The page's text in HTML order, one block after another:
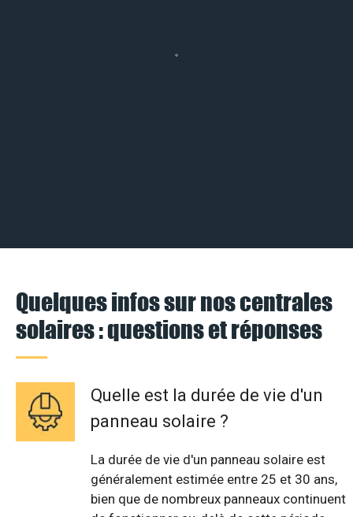
Quelques infos sur nos centrales
solaires : questions et réponses
Quelle est la durée de vie d'un
panneau solaire ?
La durée de vie d'un panneau solaire est
généralement estimée entre 25 et 30 ans,
bien que de nombreux panneaux continuent